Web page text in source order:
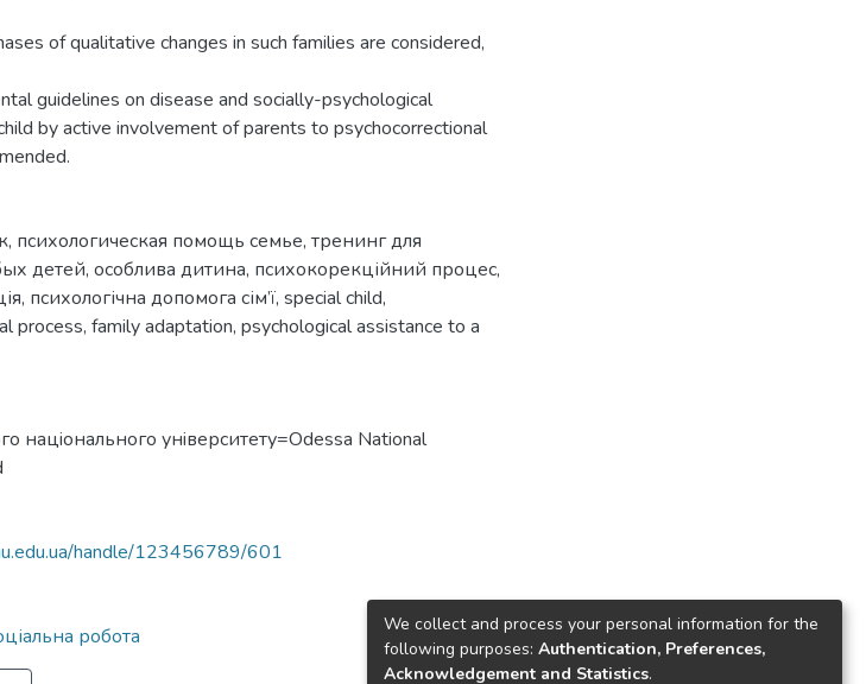
of qualitative changes in such families are considered,
guidelines on disease and socially-psychological
by active involvement of parents to psychocorrectional
, психологическая помощь семье, тренинг для
детей, особлива дитина, психокорекційний процес,
, психологічна допомога сім’ї, special child,
process, family adaptation, psychological assistance to a
нацiонального унiверситету=Odessa National
handle/123456789/601
робота
We collect and process your personal information for the
following purposes: Authentication, Preferences,
Acknowledgement and Statistics.